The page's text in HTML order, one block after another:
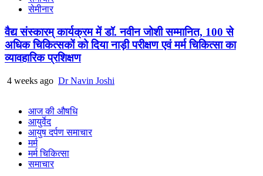
सेमीनार
वैद्य संस्कारम् कार्यक्रम में डॉ. नवीन जोशी सम्मानित, 100 से
अधिक चिकित्सकों को दिया नाड़ी परीक्षण एवं मर्म चिकित्सा का
व्यावहारिक प्रशिक्षण
4 weeks ago Dr Navin Joshi
आज की औषधि
आयुर्वेद
आयुष दर्पण समाचार
मर्म
मर्म चिकित्सा
समाचार